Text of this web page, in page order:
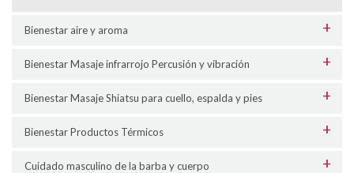
Bienestar aire y aroma
Bienestar Masaje infrarrojo Percusión y vibración
Bienestar Masaje Shiatsu para cuello, espalda y pies
Bienestar Productos Térmicos
Cuidado masculino de la barba y cuerpo